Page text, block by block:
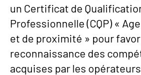
un Certificat de
Professionnelle (CQP) «
et de proximité » pour
reconnaissance des
acquises par les